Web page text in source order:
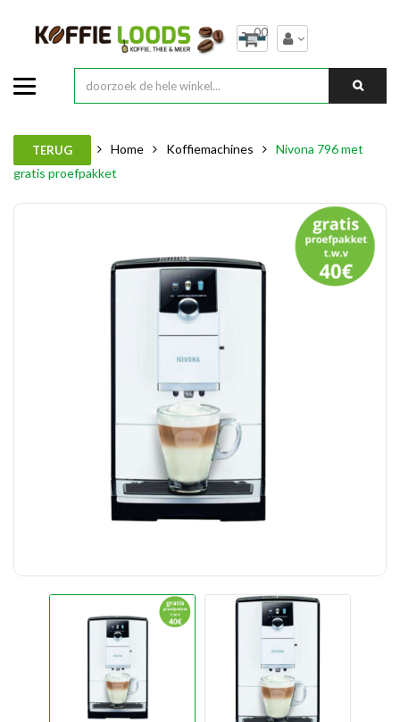
00
TERUG Home Koffiemachines
Nivona 796 met
gratis proefpakket